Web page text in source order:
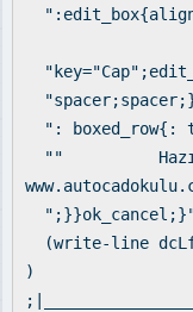
": boxed_row{:
""
(write-line
)